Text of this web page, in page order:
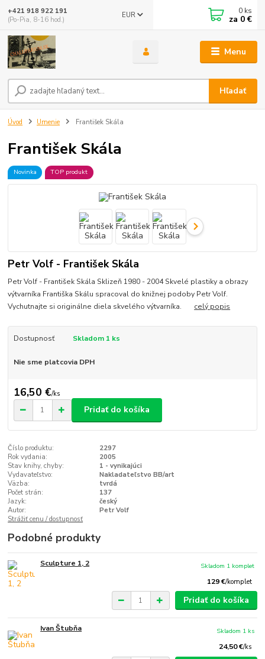
Menu
EUR
Hľadať
+421 918 922 191
(Po-Pia, 8-16 hod.)
0 ks
za 0 €
Úvod Umenie František Skála
František Skála
Novinka TOP produkt
Petr Volf - František Skála
Petr Volf - František Skála Sklizeň 1980 - 2004 Skvelé plastiky a obrazy
výtvarníka Františka Skálu spracoval do knižnej podoby Petr Volf.
Vychutnajte si originálne diela skvelého výtvarníka. celý popis
Dostupnosť Skladom 1 ks
Nie sme platcovia DPH
16,50 €/ks
Pridať do košíka
Číslo produktu:
2297
Rok vydania:
2005
Stav knihy, chyby:
1 - vynikajúci
Vydavateľstvo:
Nakladateľstvo BB/art
Väzba:
tvrdá
Počet strán:
137
Jazyk:
český
Autor:
Petr Volf
Strážiť cenu / dostupnosť
Podobné produkty
Sculpture 1, 2
129 €/komplet
Skladom 1 komplet
Pridať do košíka
Ivan Štubňa
24,50 €/ks
Skladom 1 ks